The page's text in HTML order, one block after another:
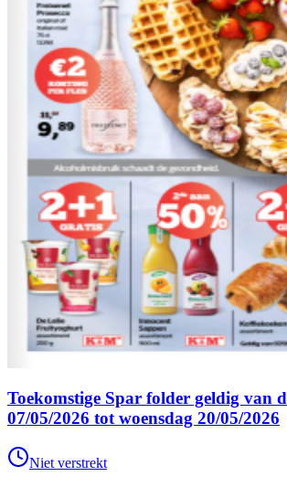
Toekomstige Spar folder geldig van
07/05/2026 tot woensdag 20/05/2026
Niet verstrekt